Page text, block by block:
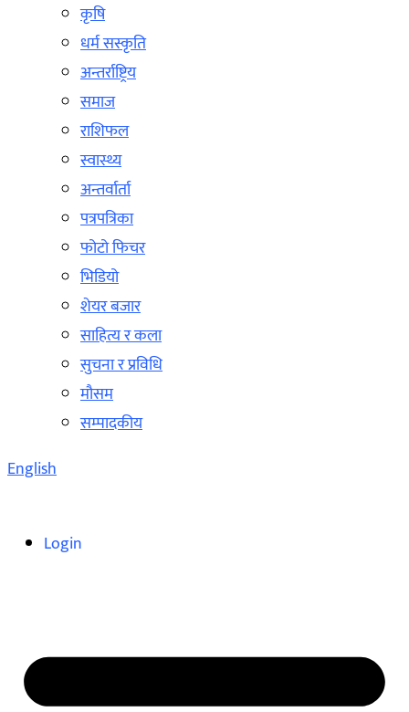
कृषि
धर्म सस्कृति
अन्तर्राष्ट्रिय
समाज
राशिफल
स्वास्थ्य
अन्तर्वार्ता
पत्रपत्रिका
फोटो फिचर
भिडियो
शेयर बजार
साहित्य र कला
सुचना र प्रविधि
मौसम
सम्पादकीय
English
Login